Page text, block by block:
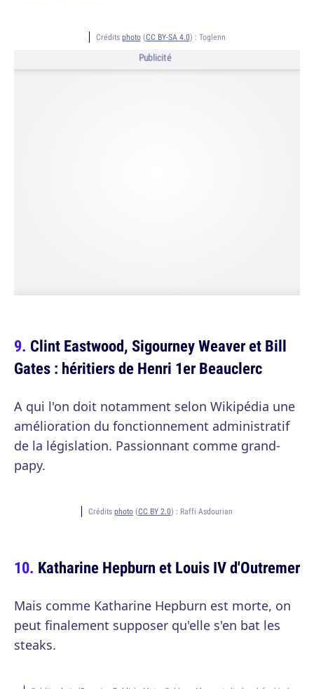
Crédits photo(CC BY-SA 4.0) : Toglenn
Publicité
Clint Eastwood, Sigourney Weaver et Bill
Gates : héritiers de Henri 1er Beauclerc
A qui l'on doit notamment selon Wikipédia une
amélioration du fonctionnement administratif
de la législation. Passionnant comme grand-
papy.
Crédits photo (CC BY 2.0) : Raffi Asdourian
Katharine Hepburn et Louis IV d'Outremer
Mais comme Katharine Hepburn est morte, on
peut finalement supposer qu'elle s'en bat les
steaks.